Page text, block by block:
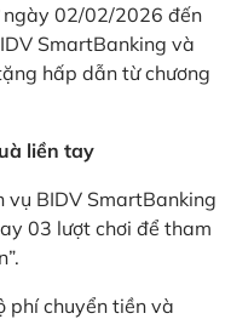
ngày 02/02/2026 đến
SmartBanking và
hấp dẫn từ chương
liền tay
vụ BIDV SmartBanking
03 lượt chơi để tham
phí chuyển tiền và